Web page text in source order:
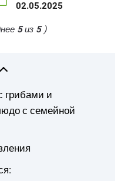
02.05.2025
5из 5)
грибами и
с семейной